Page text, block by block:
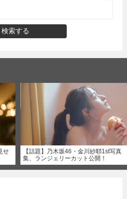
検索する
せ
【話題】乃木坂46・金川紗耶1st写真
集、ランジェリーカット公開！